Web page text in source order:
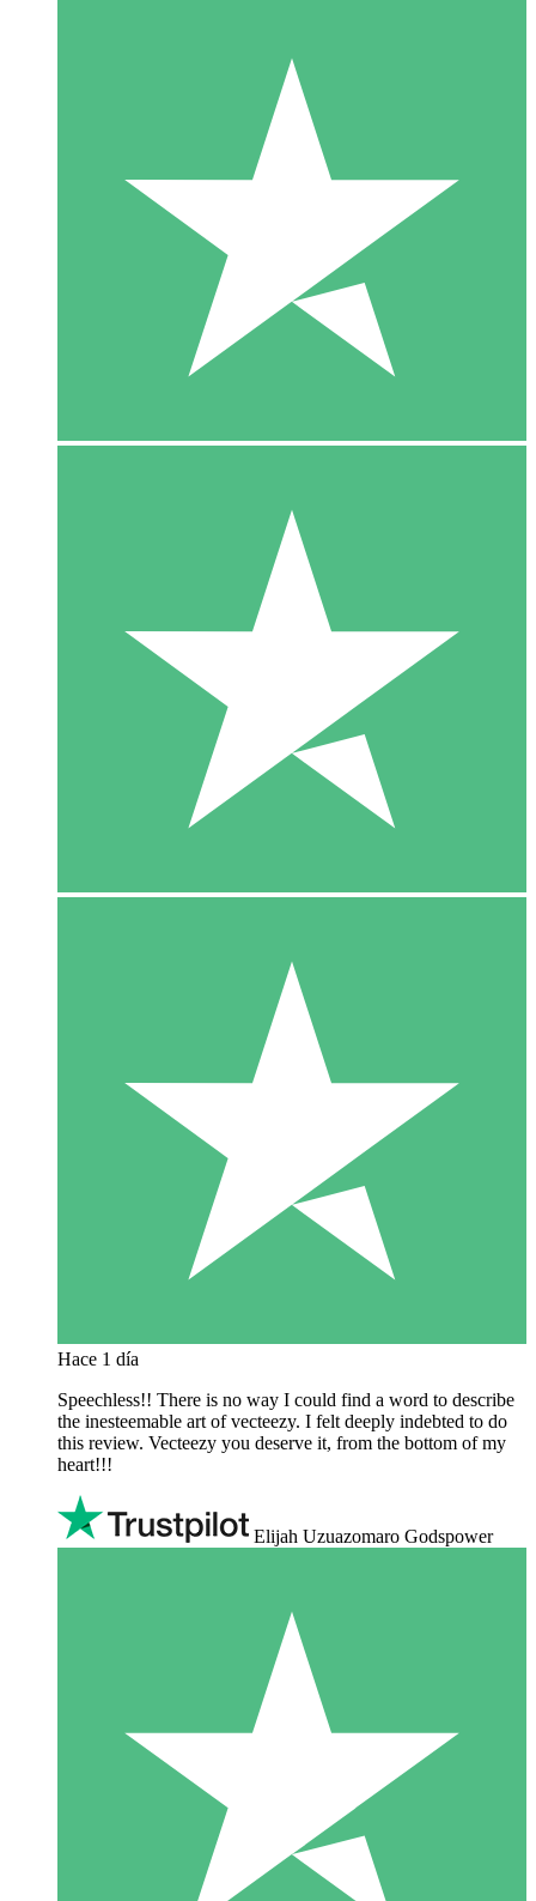
Hace 1 día
Speechless!! There is no way I could find a word to describe
the inesteemable art of vecteezy. I felt deeply indebted to do
this review. Vecteezy you deserve it, from the bottom of my
heart!!!
Elijah Uzuazomaro Godspower